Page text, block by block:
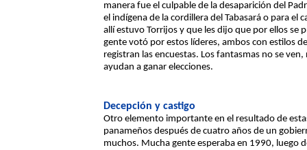
manera fue el culpable de la desaparición del
el indígena de la cordillera del Tabasará o para
allí estuvo Torrijos y que les dijo que por ellos se
gente votó por estos líderes, ambos con estilos
registran las encuestas. Los fantasmas no se
ayudan a ganar elecciones.
Decepción y castigo
Otro elemento importante en el resultado de
panameños después de cuatro años de un
muchos. Mucha gente esperaba en 1990, luego